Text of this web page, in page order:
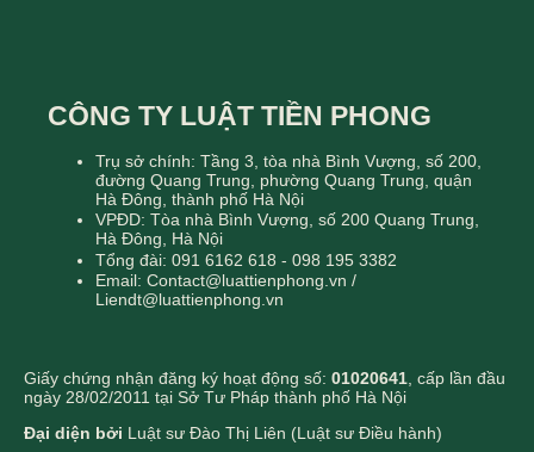
CÔNG TY LUẬT TIỀN PHONG
Trụ sở chính: Tầng 3, tòa nhà Bình Vượng, số 200,
đường Quang Trung, phường Quang Trung, quận
Hà Đông, thành phố Hà Nội
VPĐD: Tòa nhà Bình Vượng, số 200 Quang Trung,
Hà Đông, Hà Nội
Tổng đài: 091 6162 618 - 098 195 3382
Email: Contact@luattienphong.vn /
Liendt@luattienphong.vn
Giấy chứng nhận đăng ký hoạt động số: 01020641 , cấp lần đầu
ngày 28/02/2011 tại Sở Tư Pháp thành phố Hà Nội
Đại diện bởi Luật sư Đào Thị Liên (Luật sư Điều hành)